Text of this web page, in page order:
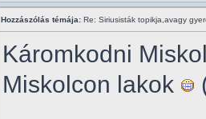
Hozzászólás témája: Re: Siriusisták topikja,avagy
Káromkodni
Miskolcon lakok